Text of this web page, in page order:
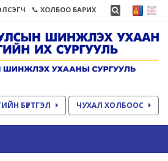
ХОЛБОО БАРИХ
БҮРТГЭЛ ЧУХАЛ ХОЛБООС